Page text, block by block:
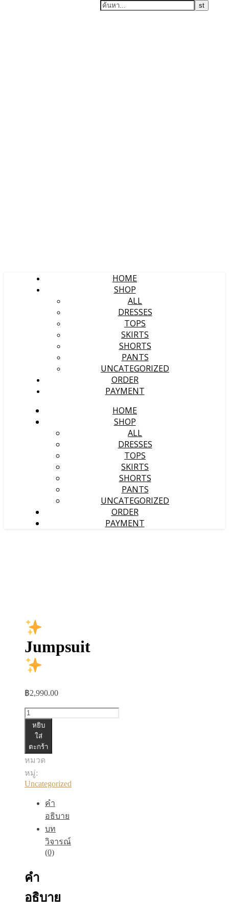
HOME
SHOP
ALL
DRESSES
TOPS
SKIRTS
SHORTS
PANTS
UNCATEGORIZED
ORDER
PAYMENT
HOME
SHOP
ALL
DRESSES
TOPS
SKIRTS
SHORTS
PANTS
UNCATEGORIZED
ORDER
PAYMENT
Jumpsuit
฿2,990.00
จำนวน
Jumpsuit
ชิ้น
หยิบ
ใส่
ตะกร้า
หมวด
หมู่:
Uncategorized
คำ
อธิบาย
บท
วิจารณ์
(0)
คำ
อธิบาย